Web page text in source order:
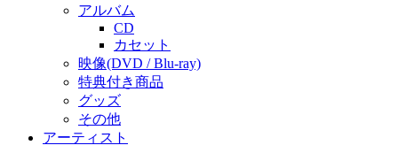
アルバム
CD
カセット
映像(DVD / Blu-ray)
特典付き商品
グッズ
その他
アーティスト